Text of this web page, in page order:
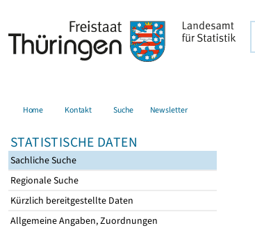
Home Kontakt Suche Newsletter
STATISTISCHE DATEN
Sachliche Suche
Regionale Suche
Kürzlich bereitgestellte Daten
Allgemeine Angaben, Zuordnungen